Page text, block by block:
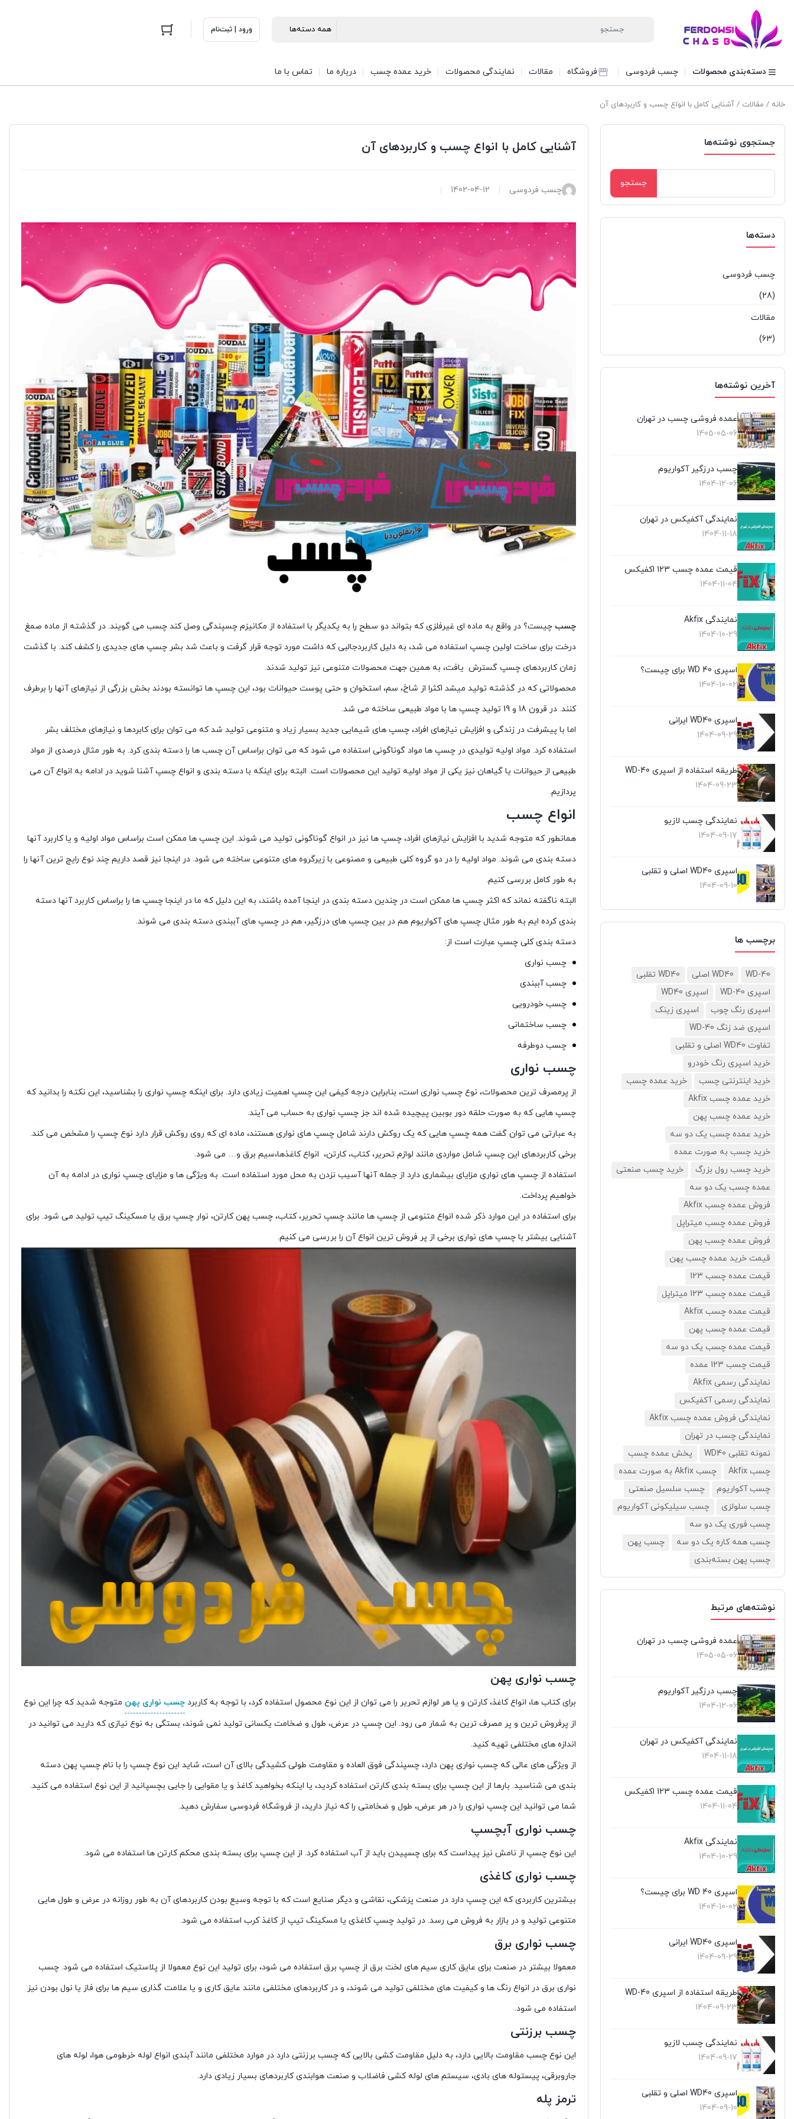
ورود | ثبت‌نام
دسته‌بندی محصولات چسب فردوسی فروشگاه مقالات نمایندگی محصولات خرید عمده چسب درباره ما تماس با ما
خانه / مقالات / آشنایی کامل با انواع چسب و کاربردهای آن
جستجوی نوشته‌ها
برای:
دسته‌ها
چسب فردوسی
(28)
مقالات
(63)
آخرین نوشته‌ها
عمده فروشی چسب در تهران
1405-05-06
چسب درزگیر آکواریوم
1404-12-06
نمایندگی آکفیکس در تهران
1404-11-18
قیمت عمده چسب 123 اکفیکس
1404-11-04
نمایندگی Akfix
1404-10-29
اسپری WD 40 برای چیست؟
1404-10-02
اسپری WD40 ایرانی
1404-09-29
طریقه استفاده از اسپری WD-40
1404-09-23
نمایندگی چسب لازیو
1404-09-17
اسپری WD40 اصلی و تقلبی
1404-09-10
برچسب ها
WD-40 WD40 اصلی
WD40 تقلبی
اسپری WD-40
اسپری WD40
اسپری رنگ چوب
اسپری زینک
اسپری ضد زنگ WD-40
تفاوت WD40 اصلی و تقلبی
خرید اسپری رنگ خودرو
خرید اینترنتی چسب
خرید عمده چسب
خرید عمده چسب Akfix
خرید عمده چسب پهن
خرید عمده چسب یک دو سه
خرید چسب به صورت عمده
خرید چسب رول بزرگ
خرید چسب صنعتی
عمده چسب یک دو سه
فروش عمده چسب Akfix
فروش عمده چسب میتراپل
فروش عمده چسب پهن
قیمت خرید عمده چسب پهن
قیمت عمده چسب 123
قیمت عمده چسب 123 میتراپل
قیمت عمده چسب Akfix
قیمت عمده چسب پهن
قیمت عمده چسب یک دو سه
قیمت چسب 123 عمده
نمایندگی رسمی Akfix
نمایندگی رسمی آکفیکس
نمایندگی فروش عمده چسب Akfix
نمایندگی چسب در تهران
نمونه تقلبی WD40
پخش عمده چسب
چسب Akfix
چسب Akfix به صورت عمده
چسب آکواریوم
چسب سلسیل صنعتی
چسب سلولزی
چسب سیلیکونی آکواریوم
چسب فوری یک دو سه
چسب همه کاره یک دو سه
چسب پهن
چسب پهن بسته‌بندی
نوشته‌های مرتبط
عمده فروشی چسب در تهران
1405-05-06
چسب درزگیر آکواریوم
1404-12-06
نمایندگی آکفیکس در تهران
1404-11-18
قیمت عمده چسب 123 اکفیکس
1404-11-04
نمایندگی Akfix
1404-10-29
اسپری WD 40 برای چیست؟
1404-10-02
اسپری WD40 ایرانی
1404-09-29
طریقه استفاده از اسپری WD-40
1404-09-23
نمایندگی چسب لازیو
1404-09-17
اسپری WD40 اصلی و تقلبی
1404-09-10
آشنایی کامل با انواع چسب و کاربردهای آن
چسب فردوسی 1402-04-12
چسب چیست؟ در واقع به ماده ای غیرفلزی که بتواند دو سطح را به یکدیگر با استفاده از مکانیزم چسپندگی وصل کند چسب می گویند. در گذشته از ماده صمغ
درخت برای ساخت اولین چسپ استفاده می شد، به دلیل کاربردجالبی که داشت مورد توجه قرار گرفت و باعث شد بشر چسپ های جدیدی را کشف کند. با گذشت
زمان کاربردهای چسپ گسترش یافت، به همین جهت محصولات متنوعی نیز تولید شدند.
محصولاتی که در گذشته تولید میشد اکثرا از شاخ، سم، استخوان و حتی پوست حیوانات بود، این چسپ ها توانسته بودند بخش بزرگی از نیازهای آنها را برطرف
کنند. در قرون 18 و 19 تولید چسپ ها با مواد طبیعی ساخته می شد.
اما با پیشرفت در زندگی و افزایش نیازهای افراد، چسپ های شیمایی جدید بسیار زیاد و متنوعی تولید شد که می توان برای کابردها و نیازهای مختلف بشر
استفاده کرد. مواد اولیه تولیدی در چسپ ها مواد گوناگونی استفاده می شود که می توان براساس آن چسب ها را دسته بندی کرد. به طور مثال درصدی از مواد
طبیعی از حیوانات یا گیاهان نیز یکی از مواد اولیه تولید این محصولات است. البته برای اینکه با دسته بندی و انواع چسپ آشنا شوید در ادامه به انواع آن می
پردازیم.
انواع چسب
همانطور که متوجه شدید با افزایش نیازهای افراد، چسپ ها نیز در انواع گوناگونی تولید می شوند. این چسپ ها ممکن است براساس مواد اولیه و یا کاربرد آنها
دسته بندی می شوند. مواد اولیه را در دو گروه کلی طبیعی و مصنوعی با زیرگروه های متنوعی ساخته می شود. در اینجا نیز قصد داریم چند نوع رایج ترین آنها را
به طور کامل بررسی کنیم.
البته ناگفته نماند که اکثر چسپ ها ممکن است در چندین دسته بندی در اینجا آمده باشند، به این دلیل که ما در اینجا چسپ ها را براساس کاربرد آنها دسته
بندی کرده ایم به طور مثال چسپ های آکواریوم هم در بین چسپ های درزگیر، هم در چسپ های آببندی دسته بندی می شوند.
دسته بندی کلی چسپ عبارت است از:
چسب نواری
چسب آببندی
چسب خودرویی
چسب ساختمانی
چسب دوطرفه
چسب نواری
از پرمصرف ترین محصولات، نوع چسب نواری است، بنابراین درجه کیفی این چسپ اهمیت زیادی دارد. برای اینکه چسپ نواری را بشناسید، این نکته را بدانید که
چسپ هایی که به صورت حلقه دور بوبین پیچیده شده اند جز چسپ نواری به حساب می آیند.
به عبارتی می توان گفت همه چسپ هایی که یک روکش دارند شامل چسپ های نواری هستند، ماده ای که روی روکش قرار دارد نوع چسپ را مشخص می کند.
برخی کاربردهای این چسپ شامل مواردی مانند لوازم تحریر، کتاب، کارتن، انواع کاغذها،سیم برق و… می شود.
استفاده از چسپ های نواری مزایای بیشماری دارد از جمله آنها آسیب نزدن به محل مورد استفاده است. به ویژگی ها و مزایای چسپ نواری در ادامه به آن
خواهیم پرداخت.
برای استفاده در این موارد ذکر شده انواع متنوعی از چسپ ها مانند چسپ تحریر، کتاب، چسب پهن کارتن، نوار چسپ برق یا مسکینگ تیپ تولید می شود. برای
آشنایی بیشتر با چسپ های نواری برخی از پر فروش ترین انواع آن را بررسی می کنیم.
چسب نواری پهن
برای کتاب ها، انواع کاغذ، کارتن و یا هر لوازم تحریر را می توان از این نوع محصول استفاده کرد، با توجه به کاربردچسب نواری پهن متوجه شدید که چرا این نوع
از پرفروش ترین و پر مصرف ترین به شمار می رود. این چسپ در عرض، طول و ضخامت یکسانی تولید نمی شوند، بستگی به نوع نیازی که دارید می توانید در
اندازه های مختلفی تهیه کنید.
از ویژگی های عالی که چسب نواری پهن دارد، چسپندگی فوق العاده و مقاومت طولی کشیدگی بالای آن است، شاید این نوع چسپ را با نام چسپ پهن دسته
بندی می شناسید. بارها از این چسپ برای بسته بندی کارتن استفاده کردید، یا اینکه بخواهید کاغذ و یا مقوایی را جایی بچسپانید از این نوع استفاده می کنید.
شما می توانید این چسپ نواری را در هر عرض، طول و ضخامتی را که نیاز دارید، از فروشگاه فردوسی سفارش دهید.
چسب نواری آبچسپ
این نوع چسپ از نامش نیز پیداست که برای چسپیدن باید از آب استفاده کرد. از این چسپ برای بسته بندی محکم کارتن ها استفاده می شود.
چسب نواری کاغذی
بیشترین کاربردی که این چسپ دارد در صنعت پزشکی، نقاشی و دیگر صنایع است که با توجه وسیع بودن کاربردهای آن به طور روزانه در عرض و طول هایی
متنوعی تولید و در بازار به فروش می رسد. در تولید چسپ کاغذی یا مسکینگ تیپ از کاغذ کرب استفاده می شود.
چسب نواری برق
معمولا بیشتر در صنعت برای عایق کاری سیم های لخت برق از چسپ برق استفاده می شود، برای تولید این نوع معمولا از پلاستیک استفاده می شود. چسب
نواری برق در انواع رنگ ها و کیفیت های مختلفی تولید می شوند، و در کاربردهای مختلفی مانند عایق کاری و یا علامت گذاری سیم ها برای فاز یا نول بودن نیز
استفاده می شود.
چسب برزنتی
این نوع چسب مقاومت بالایی دارد، به دلیل مقاومت کشی بالایی که چسب برزنتی دارد در موارد مختلفی مانند آبندی انواع لوله خرطومی هوا، لوله های
جاروبرقی، پیستوله های بادی، سیستم های لوله کشی فاضلاب و صنعت هوابندی کاربردهای بسیار زیادی دارد.
ترمز پله